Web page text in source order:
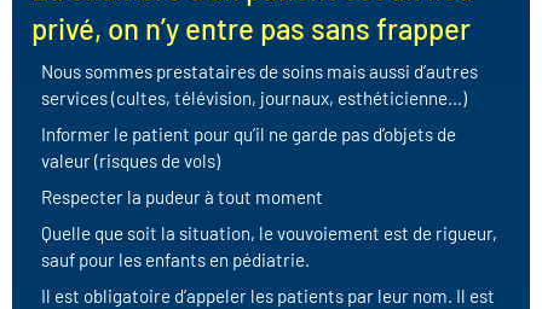
privé, on n’y entre pas sans frapper
Nous sommes prestataires de soins mais aussi d’autres
services (cultes, télévision, journaux, esthéticienne…)
Informer le patient pour qu’il ne garde pas d’objets de
valeur (risques de vols)
Respecter la pudeur à tout moment
Quelle que soit la situation, le vouvoiement est de rigueur,
sauf pour les enfants en pédiatrie.
Il est obligatoire d’appeler les patients par leur nom. Il est